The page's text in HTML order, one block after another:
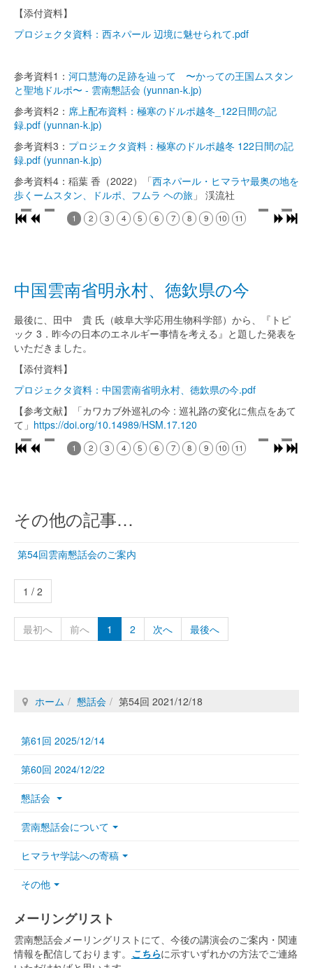
【添付資料】
プロジェクタ資料：西ネパール 辺境に魅せられて.pdf
参考資料1： 河口慧海の足跡を辿って 〜かっての王国ムスタン
と聖地ドルポ〜 - 雲南懇話会 (yunnan-k.jp)
参考資料2： 席上配布資料：極寒のドルポ越冬_122日間の記
録.pdf (yunnan-k.jp)
参考資料3： プロジェクタ資料：極寒のドルポ越冬 122日間の記
録.pdf (yunnan-k.jp)
参考資料4：稲葉 香（2022）「西ネパール・ヒマラヤ最奥の地を
歩くームスタン、ドルポ、フムラ ヘの旅 」 渓流社
1 2 3 4 5 6 7 8 9 10 11
中国雲南省明永村、徳欽県の今
最後に、田中 貴 氏（岐阜大学応用生物科学部）から、『トピ
ック 3．昨今の日本のエネルギー事情を考える』と題した発表を
いただきました。
【添付資料】
プロジェクタ資料：中国雲南省明永村、徳欽県の今.pdf
【参考文献】「カワカブ外巡礼の今 : 巡礼路の変化に焦点をあて
て」 https://doi.org/10.14989/HSM.17.120
1 2 3 4 5 6 7 8 9 10 11
その他の記事…
第54回雲南懇話会のご案内
1 / 2
最初へ 前へ 1 2 次へ 最後へ
ホーム 懇話会 第54回 2021/12/18
第61回 2025/12/14
第60回 2024/12/22
懇話会
雲南懇話会について
ヒマラヤ学誌への寄稿
その他
メーリングリスト
雲南懇話会メーリングリストにて、今後の講演会のご案内・関連
情報を配信しております。 こちらに示すいずれかの方法でご連絡